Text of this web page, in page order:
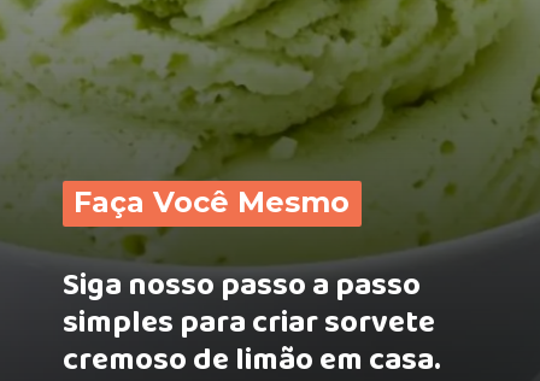
Siga nosso passo a passo
simples para criar sorvete
cremoso de limão em casa.
Faça Você Mesmo